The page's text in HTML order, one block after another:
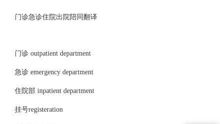
门诊急诊住院出院陪同翻译
门诊 outpatient department
急诊 emergency department
住院部 inpatient department
挂号registeration